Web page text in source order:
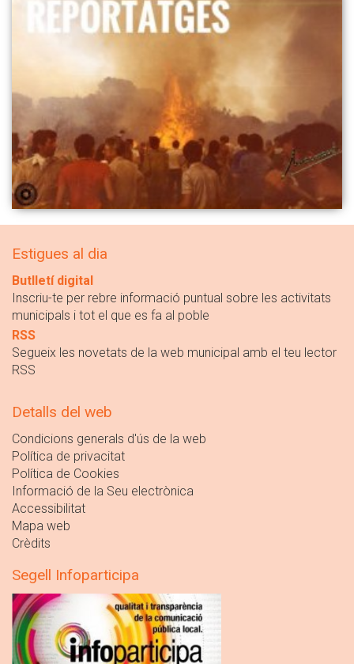
Estigues al dia
Butlletí digital
Inscriu-te per rebre informació puntual sobre les activitats
municipals i tot el que es fa al poble
RSS
Segueix les novetats de la web municipal amb el teu lector
RSS
Detalls del web
Condicions generals d'ús de la web
Política de privacitat
Política de Cookies
Informació de la Seu electrònica
Accessibilitat
Mapa web
Crèdits
Segell Infoparticipa